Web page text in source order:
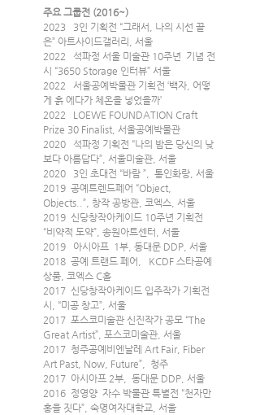
주요 그룹전 (2016~)
2023   3인 기획전 “그래서, 나의 시선 끝
은” 아트사이드갤러리, 서울
2022   석파정 서울 미술관 10주년  기념 전
시 “3650 Storage 인터뷰” 서울
2022   서울공예박물관 기획전 ‘백자, 어떻
게 흙 에다가 체온을 넣었을까’
2022   LOEWE FOUNDATION Craft
Prize 30 Finalist, 서울공예박물관
2020   석파정 기획전 “나의 밤은 당신의 낮
보다 아름답다”, 서울미술관, 서울
2020   3인 초대전 “바람 ”,  통인화랑, 서울
2019  공예트렌드페어 “Object,
Objects..”, 창작 공방관, 코엑스, 서울
2019  신당창작아케이드 10주년 기획전
“비약적 도약”, 송원아트센터, 서울
2019   아시아프  1부, 동대문 DDP, 서울
2018  공예 트랜드 페어,   KCDF 스타공예
상품, 코엑스 C홀
2017  신당창작아케이드 입주작가 기획전
시, “미공 창고”, 서울
2017  포스코미술관 신진작가 공모 “The
Great Artist”, 포스코미술관, 서울
2017  청주공예비엔날레 Art Fair, Fiber
Art Past, Now, Future”,  청주
2017  아시아프 2부,  동대문 DDP, 서울
2016  정영양  자수 박물관 특별전 “천자만
홍을 짓다”, 숙명여자대학교, 서울